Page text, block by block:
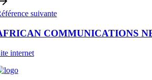
suivante
COMMUNICATIONS
internet